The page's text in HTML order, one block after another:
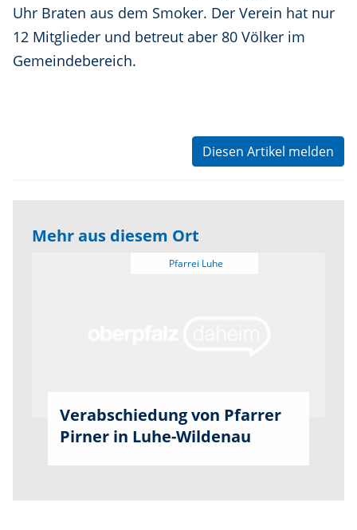
Uhr Braten aus dem Smoker. Der Verein hat nur
12 Mitglieder und betreut aber 80 Völker im
Gemeindebereich.
Diesen Artikel melden
Mehr aus diesem Ort
Verabschiedung von Pfarrer
Pirner in Luhe-Wildenau